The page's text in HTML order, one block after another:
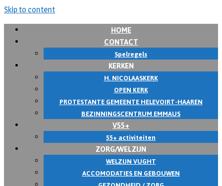
Skip to content
HOME
CONTACT
Spelregels
KERKEN
H. NICOLAASKERK
OPEN KERK
PROTESTANTE GEMEENTE HELEVOIRT-HAAREN
BEZINNINGSCENTRUM EMMAUS
V55+
55+ activiteiten
ZORG/WELZIJN
WELZIJN VUGHT
ACCOMODATIES EN GEBOUWEN